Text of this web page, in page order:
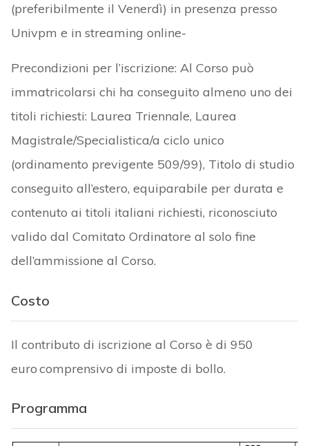
(preferibilmente il Venerdì) in presenza presso
Univpm e in streaming online-
Precondizioni per l’iscrizione: Al Corso può
immatricolarsi chi ha conseguito almeno uno dei
titoli richiesti: Laurea Triennale, Laurea
Magistrale/Specialistica/a ciclo unico
(ordinamento previgente 509/99), Titolo di studio
conseguito all’estero, equiparabile per durata e
contenuto ai titoli italiani richiesti, riconosciuto
valido dal Comitato Ordinatore al solo fine
dell’ammissione al Corso.
Costo
Il contributo di iscrizione al Corso è di 950
euro comprensivo di imposte di bollo.
Programma